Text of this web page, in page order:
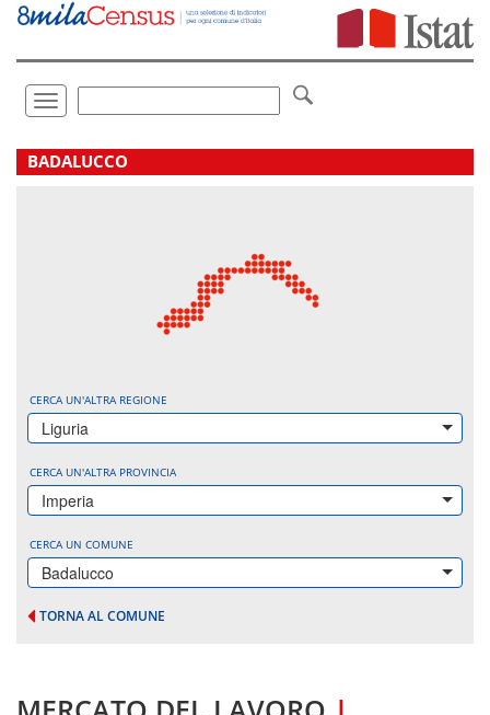
Vai
direttamente
Toggle
navigation
.
BADALUCCO
CERCA UN'ALTRA REGIONE
Liguria
CERCA UN'ALTRA PROVINCIA
Imperia
CERCA UN COMUNE
Badalucco
TORNA AL COMUNE